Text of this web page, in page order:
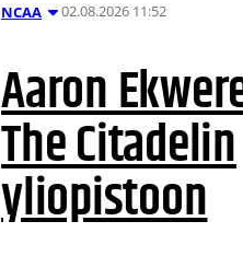
NCAA 02.08.2026 11:52
Aaron
The Citadelin
yliopistoon